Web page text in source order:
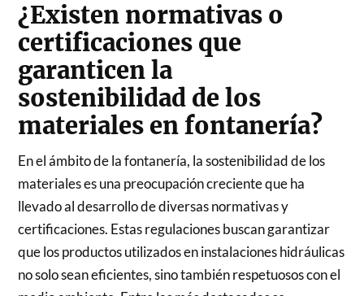
¿Existen normativas o
certificaciones que
garanticen la
sostenibilidad de los
materiales en fontanería?
En el ámbito de la fontanería, la sostenibilidad de los
materiales es una preocupación creciente que ha
llevado al desarrollo de diversas normativas y
certificaciones. Estas regulaciones buscan garantizar
que los productos utilizados en instalaciones hidráulicas
no solo sean eficientes, sino también respetuosos con el